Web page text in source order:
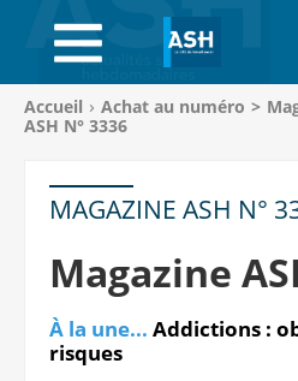
ACCUEIL
ABONNEMENTS
ACHAT AU NUMÉRO
LIBRAIRIE
PAGE ENTREPRISE
CV-THÈQUE
Vous
êtes
Accueil Achat au numéro >
ASH N° 3336
MAGAZINE ASH N°
Magazine
À la une... Addictions :
risques